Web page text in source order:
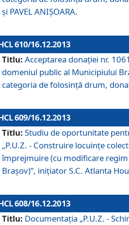
şi PAVEL ANIŞOARA.
610/16.12.2013
Titlu: Acceptarea donaţiei nr.
domeniul public al Municipiului
categoria de folosinţă drum,
609/16.12.2013
Titlu: Studiu de oportunitate
„P.U.Z. - Construire locuinţe
împrejmuire (cu modificare
Braşov)”, iniţiator S.C. Atlanta
608/16.12.2013
Titlu: Documentaţia „P.U.Z. -